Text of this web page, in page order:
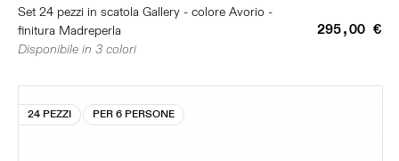
Set 24 pezzi in scatola Gallery - colore Avorio -
finitura Madreperla
295,00 €
Disponibile in 3 colori
24 PEZZI PER 6 PERSONE